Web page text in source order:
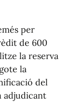
per
de 600
la reserva
la
del
adjudicant